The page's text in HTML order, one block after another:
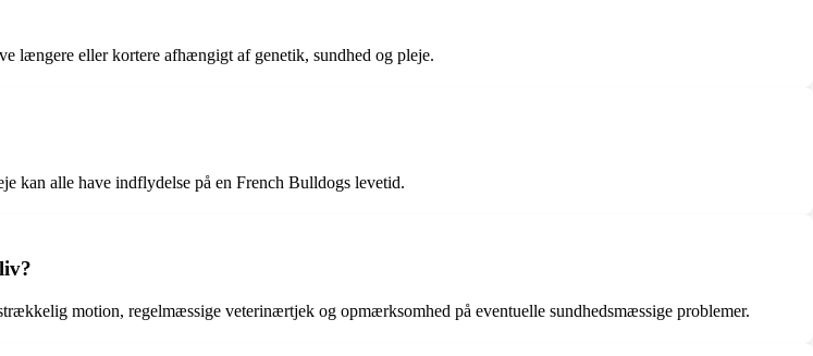
længere eller kortere afhængigt af genetik, sundhed og pleje.
kan alle have indflydelse på en French Bulldogs levetid.
motion, regelmæssige veterinærtjek og opmærksomhed på eventuelle sundhedsmæssige problemer.